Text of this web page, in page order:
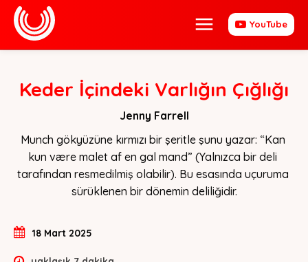
YouTube
Keder İçindeki Varlığın Çığlığı
Jenny Farrell
Munch gökyüzüne kırmızı bir şeritle şunu yazar: “Kan
kun være malet af en gal mand” (Yalnızca bir deli
tarafından resmedilmiş olabilir). Bu esasında uçuruma
sürüklenen bir dönemin deliliğidir.
18 Mart 2025